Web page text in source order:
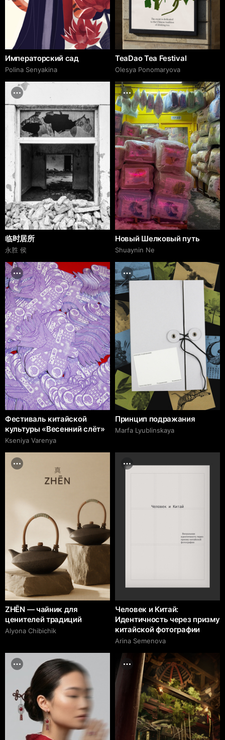
Императорский сад
Polina Senyakina
TeaDao Tea Festival
Olesya Ponomaryova
临时居所
永胜 侯
Новый Шелковый путь
Shuaynin Ne
Фестиваль китайской
культуры «Весенний слёт»
Kseniya Varenya
Принцип подражания
Marfa Lyublinskaya
ZHĒN — чайник для
ценителей традиций
Alyona Chibichik
Человек и Китай:
Идентичность через призму
китайской фотографии
Arina Semenova